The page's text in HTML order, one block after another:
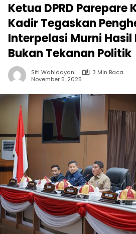
Ketua DPRD Parepare
Kadir Tegaskan
Interpelasi Murni
Bukan Tekanan Politik
Siti Wahidayani
3 Min Baca
November 5, 2025